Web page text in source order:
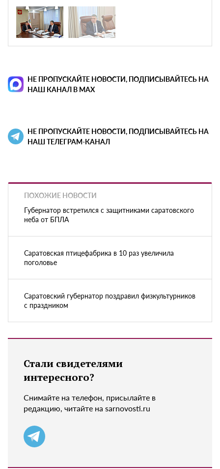
НЕ ПРОПУСКАЙТЕ НОВОСТИ, ПОДПИСЫВАЙТЕСЬ НА
НАШ КАНАЛ В MAX
НЕ ПРОПУСКАЙТЕ НОВОСТИ, ПОДПИСЫВАЙТЕСЬ НА
НАШ ТЕЛЕГРАМ-КАНАЛ
ПОХОЖИЕ НОВОСТИ
Губернатор встретился с защитниками саратовского
неба от БПЛА
Саратовская птицефабрика в 10 раз увеличила
поголовье
Саратовский губернатор поздравил физкультурников
с праздником
Стали свидетелями
интересного?
Снимайте на телефон, присылайте в
редакцию, читайте на sarnovosti.ru